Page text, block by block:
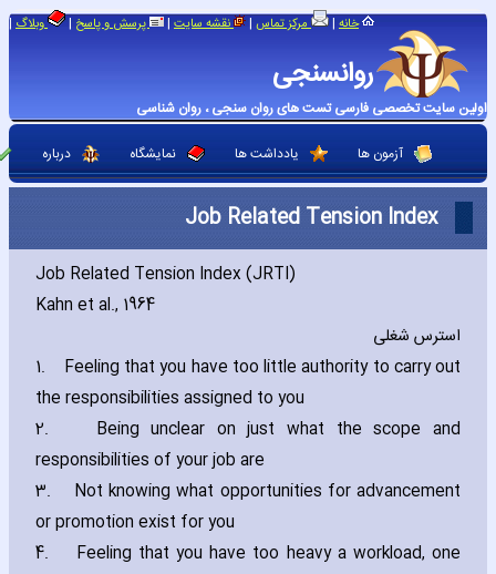
روانسنجی
اولین سایت تخصصی فارسی تست های روان سنجی ، روان شناسی
خانه | مرکز تماس | نقشه سایت | پرسش و پاسخ | وبلاگ |
آزمون ها یادداشت ها نمایشگاه درباره
Job Related Tension Index
Job Related Tension Index (JRTI)
Kahn et al.‚ 1964
استرس شغلی
1.
Feeling that you have too little authority to carry out
the responsibilities assigned to you
2.
Being unclear on just what the scope and
responsibilities of your job are
3.
Not knowing what opportunities for advancement
or promotion exist for you
4.
Feeling that you have too heavy a workload‚ one